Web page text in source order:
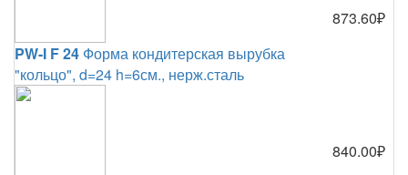
PW-I F 24 Форма кондитерская вырубка
"кольцо", d=24 h=6см., нерж.сталь
873.60₽
840.00₽